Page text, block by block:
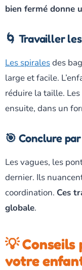
bien fermé donne
🌀 Travailler
Les spiralesdes
large et facile.
réduire la taille.
ensuite, dans un
🎯 Conclure
Les vagues, les
dernier. Ils
coordination. Ces
globale.
💡 Conseils
votre